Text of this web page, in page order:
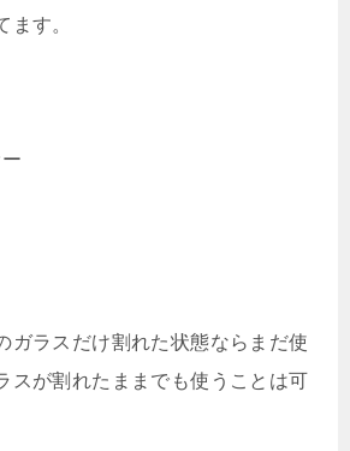
ます。
ガラスだけ割れた状態ならまだ使
スが割れたままでも使うことは可